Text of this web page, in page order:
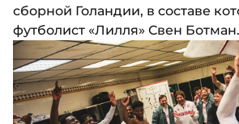
сборной Голандии, в составе
футболист «Лилля» Свен Ботман.